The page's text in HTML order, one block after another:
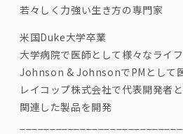
若々しく力強い生き方の専門家
米国Duke大学卒業
大学病院で医師として様々なライ
Johnson & JohnsonでPM として
レイコップ株式会社で代表開発者
関連した製品を開発